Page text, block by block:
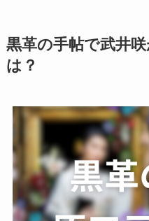
黒革の手帖で武井
は？